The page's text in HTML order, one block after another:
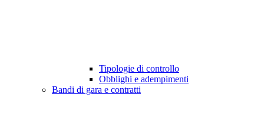
Tipologie di controllo
Obblighi e adempimenti
Bandi di gara e contratti